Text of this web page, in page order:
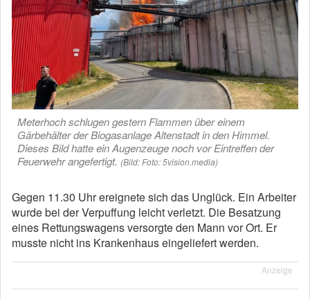
Meterhoch schlugen gestern Flammen über einem
Gärbehälter der Biogasanlage Altenstadt in den Himmel.
Dieses Bild hatte ein Augenzeuge noch vor Eintreffen der
Feuerwehr angefertigt. (Bild: Foto: 5vision.media)
Gegen 11.30 Uhr ereignete sich das Unglück. Ein Arbeiter
wurde bei der Verpuffung leicht verletzt. Die Besatzung
eines Rettungswagens versorgte den Mann vor Ort. Er
musste nicht ins Krankenhaus eingeliefert werden.
Anzeige